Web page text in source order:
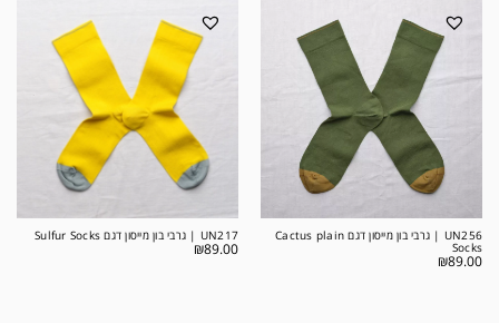
UN256 | גרבי בון מייסון דגם Cactus plain
Socks
₪89.00
UN217 | גרבי בון מייסון דגם Sulfur Socks
₪89.00